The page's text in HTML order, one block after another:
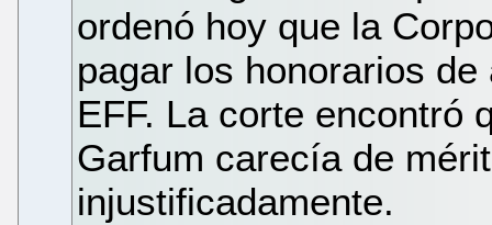
ordenó hoy que la
pagar los honorarios
EFF. La corte encontró
Garfum carecía de
injustificadamente.